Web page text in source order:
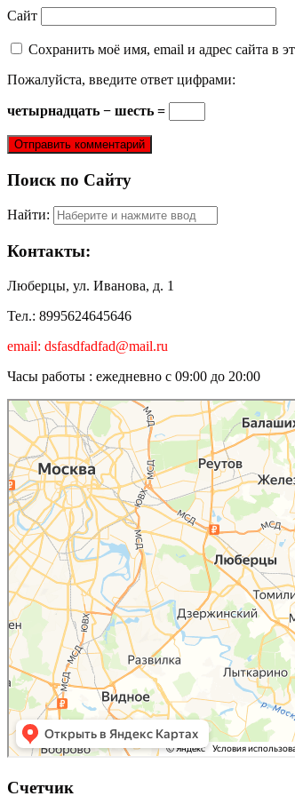
Сайт
Сохранить моё имя, email и адрес сайта в
Пожалуйста, введите ответ цифрами:
четырнадцать − шесть =
Поиск по Сайту
Найти:
Контакты:
Люберцы, ул. Иванова, д. 1
Тел.: 8995624645646
email: dsfasdfadfad@mail.ru
Часы работы : ежедневно с 09:00 до 20:00
Люберцы
Карта Люберец с улицами и номерами домов онлайн —
Счетчик